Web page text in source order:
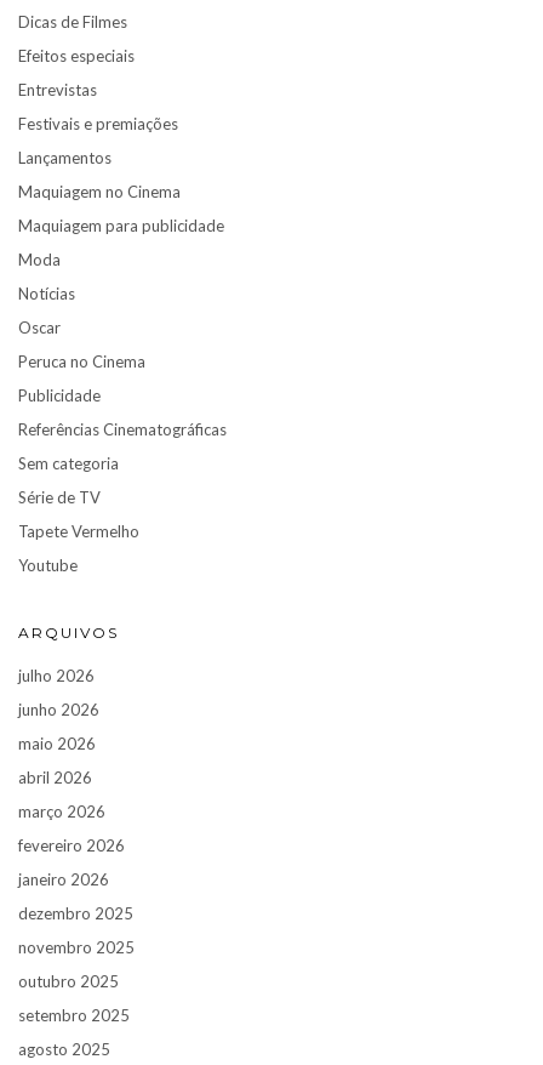
Dicas de Filmes
Efeitos especiais
Entrevistas
Festivais e premiações
Lançamentos
Maquiagem no Cinema
Maquiagem para publicidade
Moda
Notícias
Oscar
Peruca no Cinema
Publicidade
Referências Cinematográficas
Sem categoria
Série de TV
Tapete Vermelho
Youtube
ARQUIVOS
julho 2026
junho 2026
maio 2026
abril 2026
março 2026
fevereiro 2026
janeiro 2026
dezembro 2025
novembro 2025
outubro 2025
setembro 2025
agosto 2025